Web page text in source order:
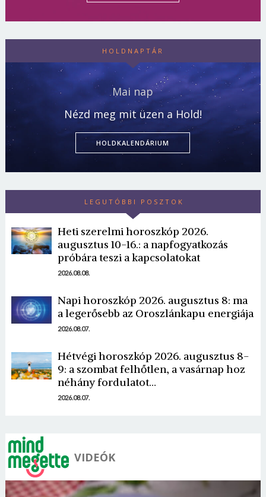
HOLDNAPTÁR
Mai nap
Nézd meg mit üzen a Hold!
HOLDKALENDÁRIUM
LEGUTÓBBI POSZTOK
Heti szerelmi horoszkóp 2026.
augusztus 10-16.: a napfogyatkozás
próbára teszi a kapcsolatokat
2026.08.08.
Napi horoszkóp 2026. augusztus 8: ma
a legerősebb az Oroszlánkapu energiája
2026.08.07.
Hétvégi horoszkóp 2026. augusztus 8-
9: a szombat felhőtlen, a vasárnap hoz
néhány fordulatot…
2026.08.07.
VIDEÓK